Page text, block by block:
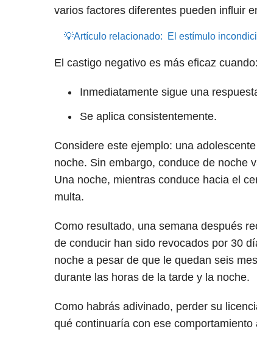
varios factores diferentes pueden influir
💡Artículo relacionado: El estímulo
El castigo negativo es más eficaz cuando:
Inmediatamente sigue una
Se aplica consistentemente.
Considere este ejemplo: una
noche. Sin embargo, conduce de noche
Una noche, mientras conduce hacia el
multa.
Como resultado, una semana después
de conducir han sido revocados por 30
noche a pesar de que le quedan seis
durante las horas de la tarde y la noche.
Como habrás adivinado, perder su
qué continuaría con ese